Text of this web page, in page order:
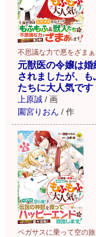
不思議な力で悪をざまぁ
元獣医の令嬢は婚
されましたが、も
たちに大人気です
上原誠 / 画
園宮りおん / 作
ペガサスに乗って空の旅